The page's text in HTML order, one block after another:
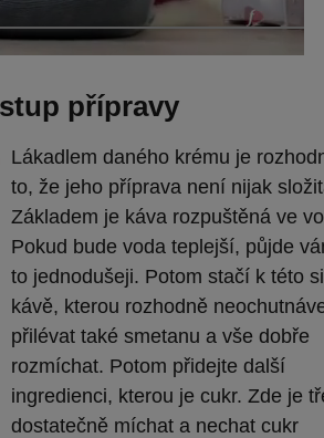
přípravy
Lákadlem daného krému je
to, že jeho příprava není nijak
Základem je káva rozpuštěná ve
Pokud bude voda teplejší, půjde
to jednodušeji. Potom stačí k této
kávě, kterou rozhodně
přilévat také smetanu a vše dobře
rozmíchat. Potom přidejte další
ingredienci, kterou je cukr. Zde je
dostatečně míchat a nechat cukr